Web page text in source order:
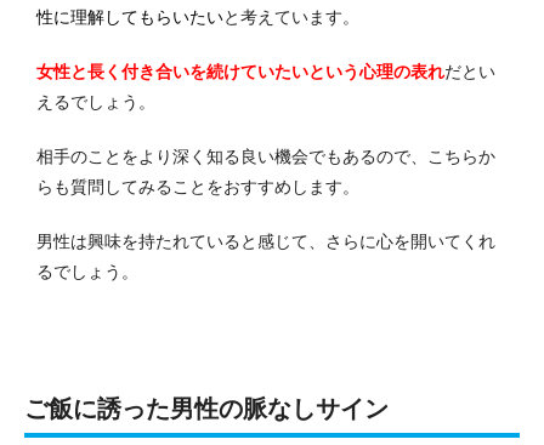
性に理解してもらいたいと考えています。
女性と長く付き合いを続けていたいという心理の表れだとい
えるでしょう。
相手のことをより深く知る良い機会でもあるので、こちらか
らも質問してみることをおすすめします。
男性は興味を持たれていると感じて、さらに心を開いてくれ
るでしょう。
ご飯に誘った男性の脈なしサイン